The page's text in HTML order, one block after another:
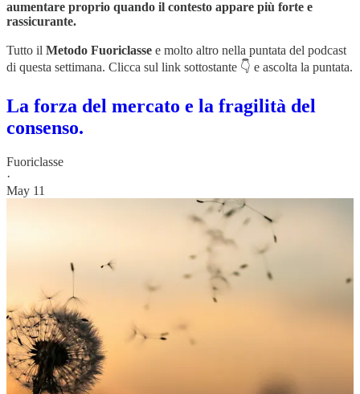
aumentare proprio quando il contesto appare più forte e
rassicurante.
Tutto il Metodo Fuoriclasse e molto altro nella puntata del podcast
di questa settimana. Clicca sul link sottostante 👇 e ascolta la puntata.
La forza del mercato e la fragilità del
consenso.
Fuoriclasse
·
May 11